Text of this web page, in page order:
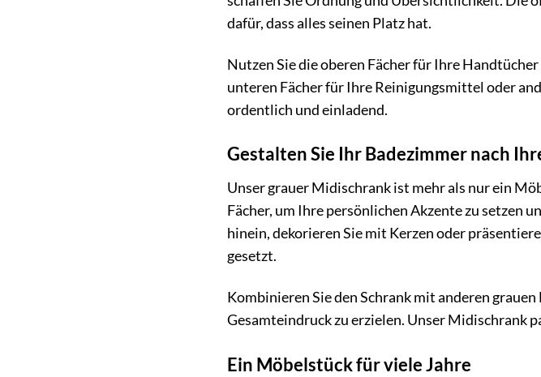
dafür, dass alles seinen Platz hat.
Nutzen Sie die oberen Fächer für Ihre
unteren Fächer für Ihre Reinigungsmittel oder
ordentlich und einladend.
Gestalten Sie Ihr Badezimmer nach
Unser grauer Midischrank ist mehr als nur ein
Fächer, um Ihre persönlichen Akzente zu setzen
hinein, dekorieren Sie mit Kerzen oder
gesetzt.
Kombinieren Sie den Schrank mit anderen
Gesamteindruck zu erzielen. Unser Midischrank
Ein Möbelstück für viele Jahre